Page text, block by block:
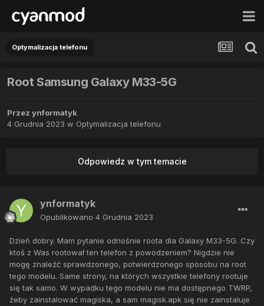
Optymalizacja telefonu
Root Samsung Galaxy M33-5G
Przez ynformatyk
4 Grudnia 2023 w Optymalizacja telefonu
Odpowiedz w tym temacie
ynformatyk
Opublikowano 4 Grudnia 2023
Dzień dobry. Mam pytanie odnośnie roota dla Galaxy M33-5G. Czy
ktoś z Was rootował ten telefon z powodzeniem? Nigdzie nie
mogę znaleźć sprawdzonego, potwierdzonego sposobu na root
tego modelu. Same strony, na których wszystkie telefony rootuje
się tak samo. W wypadku tego modelu nie ma dostępnego TWRP,
żeby zainstalować magiska, a sam magisk.apk się nie zainstaluje